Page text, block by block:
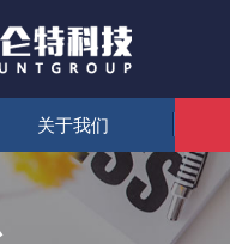
关于我们